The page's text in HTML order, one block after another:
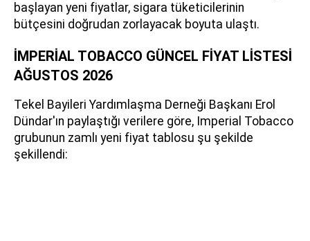
başlayan yeni fiyatlar, sigara tüketicilerinin
bütçesini doğrudan zorlayacak boyuta ulaştı.
İMPERİAL TOBACCO GÜNCEL FİYAT LİSTESİ
AĞUSTOS 2026
Tekel Bayileri Yardımlaşma Derneği Başkanı Erol
Dündar'ın paylaştığı verilere göre, Imperial Tobacco
grubunun zamlı yeni fiyat tablosu şu şekilde
şekillendi: